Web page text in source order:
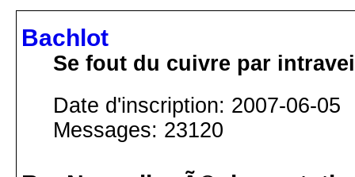
Bachlot
Se fout du cuivre par
Date d'inscription: 2007-06-05
Messages: 23120